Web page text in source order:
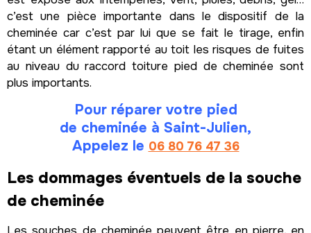
c’est une pièce importante dans le dispositif de la
cheminée car c’est par lui que se fait le tirage, enfin
étant un élément rapporté au toit les risques de fuites
au niveau du raccord toiture pied de cheminée sont
plus importants.
Pour réparer votre pied
de cheminée à Saint-Julien,
Appelez le 06 80 76 47 36
Les dommages éventuels de la souche
de cheminée